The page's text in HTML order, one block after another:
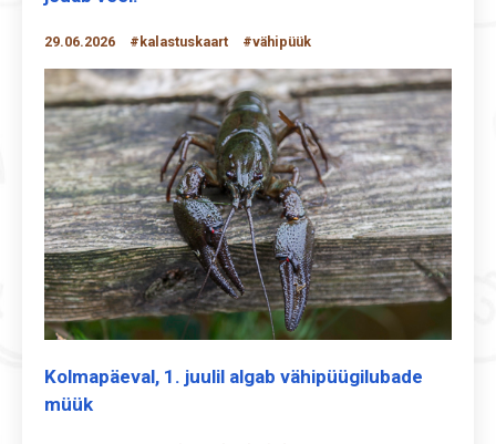
29.06.2026 #kalastuskaart #vähipüük
Kolmapäeval, 1. juulil algab vähipüügilubade
müük